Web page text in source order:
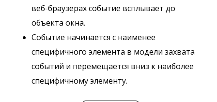
веб-браузерах событие всплывает до
объекта окна.
Событие начинается с наименее
специфичного элемента в модели захвата
событий и перемещается вниз к наиболее
специфичному элементу.